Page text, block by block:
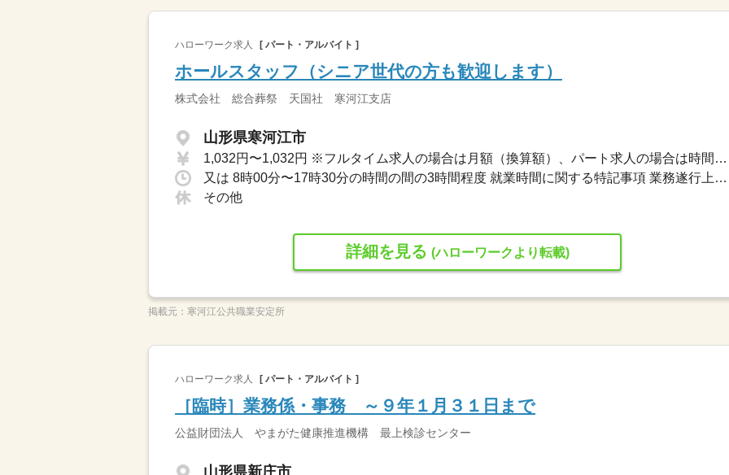
ハローワーク求人 [ パート・アルバイト ]
ホールスタッフ（シニア世代の方も歓迎します）
株式会社 総合葬祭 天国社 寒河江支店
山形県寒河江市
1,032円〜1,032円 ※フルタイム求人の場合は月額（換算額）、パート求人の場合は時間額を表示しています。
又は 8時00分〜17時30分の時間の間の3時間程度 就業時間に関する特記事項 業務遂行上、勤務時間が前後する場合あり。
その他
詳細を見る (ハローワークより転載)
掲載元： 寒河江公共職業安定所
ハローワーク求人 [ パート・アルバイト ]
［臨時］業務係・事務 ～９年１月３１日まで
公益財団法人 やまがた健康推進機構 最上検診センター
山形県新庄市